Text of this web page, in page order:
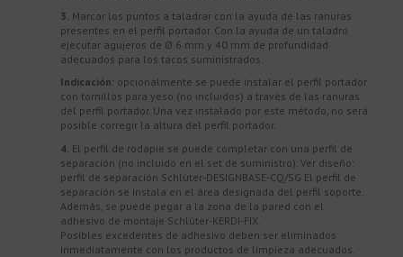
3. Marcar los puntos a taladrar con la ayuda de las ranuras
presentes en el perfil portador. Con la ayuda de un taladro
ejecutar agujeros de Ø 6 mm y 40 mm de profundidad
adecuados para los tacos suministrados.
Indicación: opcionalmente se puede instalar el perfil portador
con tornillos para yeso (no incluidos) a través de las ranuras
del perfil portador. Una vez instalado por este método, no será
posible corregir la altura del perfil portador.
4. El perfil de rodapie se puede completar con una perfil de
separación (no incluido en el set de suministro). Ver diseño:
perfil de separación Schlüter-DESIGNBASE-CQ/SG El perfil de
separación se instala en el área designada del perfil soporte.
Además, se puede pegar a la zona de la pared con el
adhesivo de montaje Schlüter-KERDI-FIX.
Posibles excedentes de adhesivo deben ser eliminados
inmediatamente con los productos de limpieza adecuados.